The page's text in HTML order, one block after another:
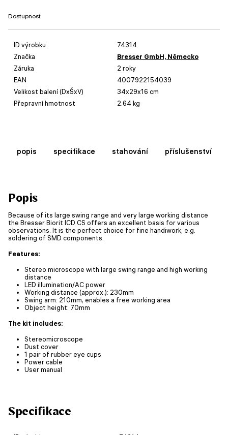
Dostupnost
ID výrobku
74314
Značka
Bresser GmbH, Německo
Záruka
2 roky
EAN
4007922154039
Velikost balení (DxŠxV)
34x29x16 cm
Přepravní hmotnost
2.64 kg
popis specifikace stahování příslušenství
Popis
Because of its large swing range and very large working distance
the Bresser Biorit ICD CS offers an excellent basis for various
observations. It is the perfect choice for fine handiwork, e.g.
soldering of SMD components.
Features:
Stereo microscope with large swing range and high working
distance
LED illumination/AC power
Working distance (approx.): 230mm
Swing arm: 210mm, enables a free working area
Object height: 70mm
The kit includes:
Stereomicroscope
Dust cover
1 pair of rubber eye cups
Power cable
User manual
Specifikace